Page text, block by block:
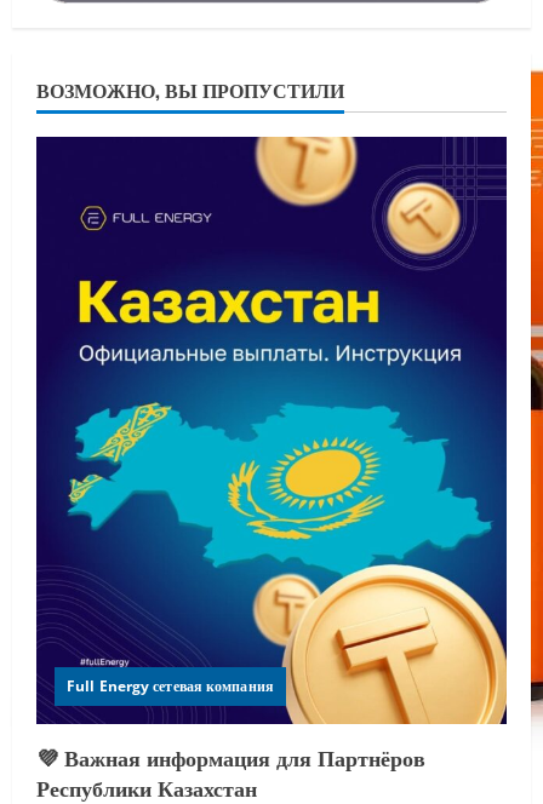
ВОЗМОЖНО, ВЫ ПРОПУСТИЛИ
Full Energy сетевая компания
💜 Важная информация для Партнёров
Республики Казахстан